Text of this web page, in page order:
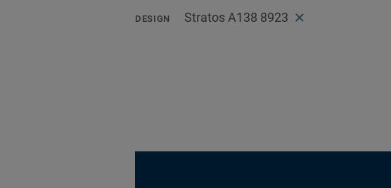
DESIGN Stratos A138 8923